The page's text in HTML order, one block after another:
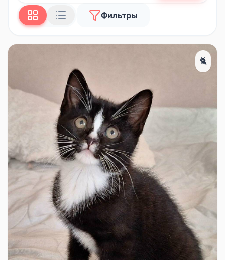
Фильтры
🐈